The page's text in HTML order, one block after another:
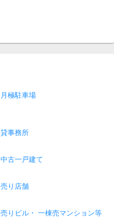
月極駐車場
貸事務所
中古一戸建て
売り店舗
売りビル・ 一棟売マンション等